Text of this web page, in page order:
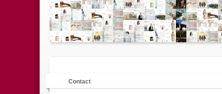
Contact